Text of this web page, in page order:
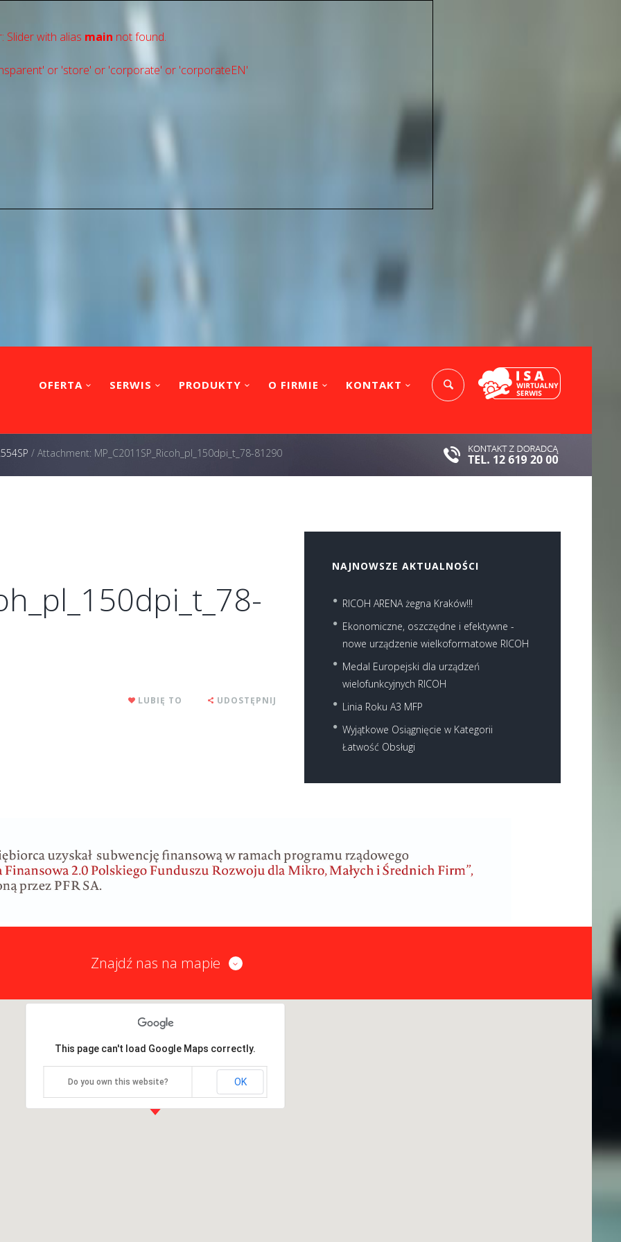
Slider with alias main not found.
or 'store' or 'сorporate' or 'corporateEN'
OFERTA SERWIS PRODUKTY O FIRMIE KONTAKT
/ Attachment: MP_C2011SP_Ricoh_pl_150dpi_t_78-81290
LUBIĘ TO UDOSTĘPNIJ
NAJNOWSZE AKTUALNOŚCI
RICOH ARENA żegna Kraków!!!
Ekonomiczne, oszczędne i efektywne -
nowe urządzenie wielkoformatowe RICOH
Medal Europejski dla urządzeń
wielofunkcyjnych RICOH
Linia Roku A3 MFP
Wyjątkowe Osiągnięcie w Kategorii
Łatwość Obsługi
Znajdź nas na mapie
This page can't load Google Maps correctly.
Do you own this website? OK